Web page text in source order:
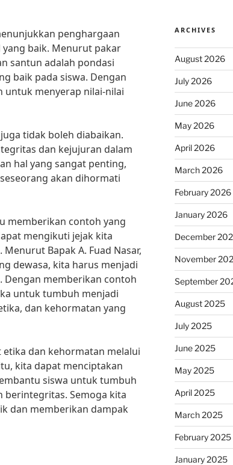
penghargaan
baik. Menurut pakar
santun adalah pondasi
baik pada siswa. Dengan
untuk menyerap nilai-nilai
tidak boleh diabaikan.
dan kejujuran dalam
hal yang sangat penting,
akan dihormati
memberikan contoh yang
mengikuti jejak kita
Bapak A. Fuad Nasar,
dewasa, kita harus menjadi
Dengan memberikan contoh
untuk tumbuh menjadi
dan kehormatan yang
etika dan kehormatan melalui
kita dapat menciptakan
siswa untuk tumbuh
berintegritas. Semoga kita
dan memberikan dampak
ARCHIVES
August 2026
July 2026
June 2026
May 2026
April 2026
March 2026
February 2026
January 2026
December
November
September
August 2025
July 2025
June 2025
May 2025
April 2025
March 2025
February 2025
January 2025